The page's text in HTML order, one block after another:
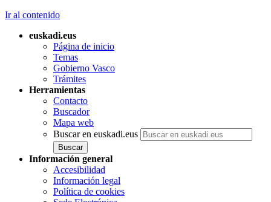
Ir al contenido
euskadi.eus
Página de inicio
Temas
Gobierno Vasco
Trámites
Herramientas
Contacto
Buscador
Mapa web
Buscar en euskadi.eus
Información general
Accesibilidad
Información legal
Política de cookies